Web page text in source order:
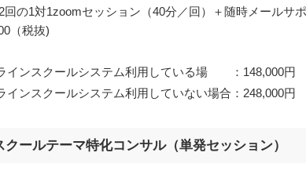
回の1対1zoomセッション（40分／回）＋随時メールサ
（税抜)
インスクールシステム利用している場 ：148,000円
ンスクールシステム利用していない場合：248,000円
クールテーマ特化コンサル（単発セッション）